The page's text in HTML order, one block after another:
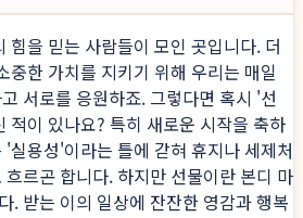
힘을 믿는 사람들이 모인 곳입니다. 더
중한 가치를 지키기 위해 우리는 매일
서로를 응원하죠. 그렇다면 혹시 '선
적이 있나요? 특히 새로운 시작을 축하
실용성'이라는 틀에 갇혀 휴지나 세제처
르곤 합니다. 하지만 선물이란 본디 마
. 받는 이의 일상에 잔잔한 영감과 행복